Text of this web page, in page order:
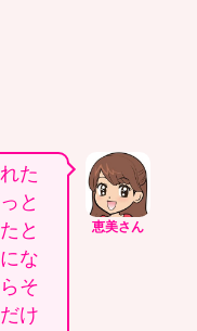
恵美さん
た
と
と
な
そ
け